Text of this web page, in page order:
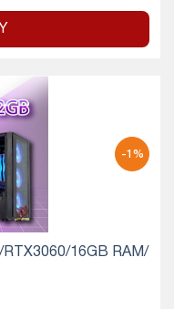
-1%
RTX3060/16GB RAM/